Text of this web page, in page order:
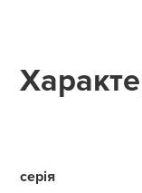
серія